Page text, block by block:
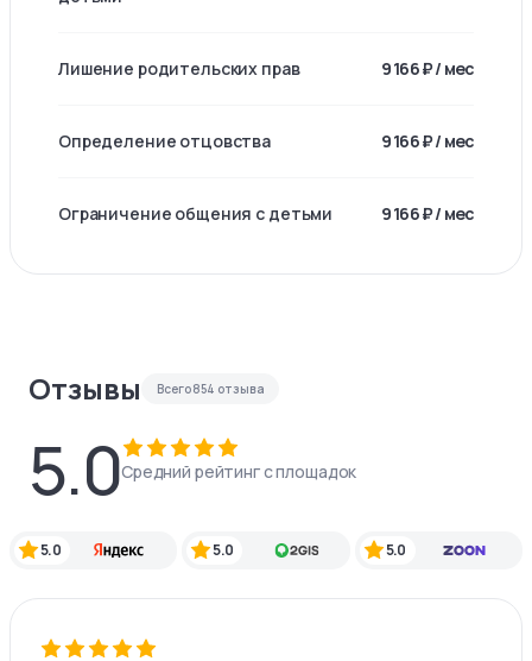
Лишение родительских прав 9 166 ₽ / мес
Определение отцовства 9 166 ₽ / мес
Ограничение общения с детьми 9 166 ₽ / мес
Отзывы Всего854 отзыва
5.0Средний рейтинг с площадок
5.0 5.0 5.0